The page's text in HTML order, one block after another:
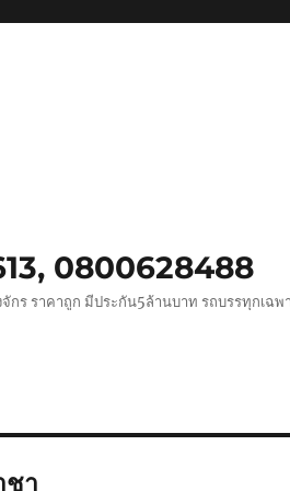
0800628488
กร ราคาถูก มีประกัน5ล้านบาท รถบรรทุกเฉพ
ชา